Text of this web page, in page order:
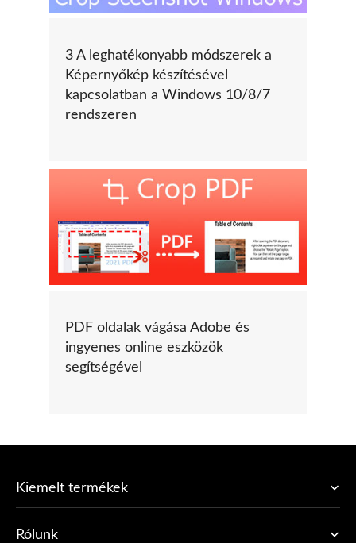
3 A leghatékonyabb módszerek a
Képernyőkép készítésével
kapcsolatban a Windows 10/8/7
rendszeren
PDF oldalak vágása Adobe és
ingyenes online eszközök
segítségével
Kiemelt termékek
Rólunk